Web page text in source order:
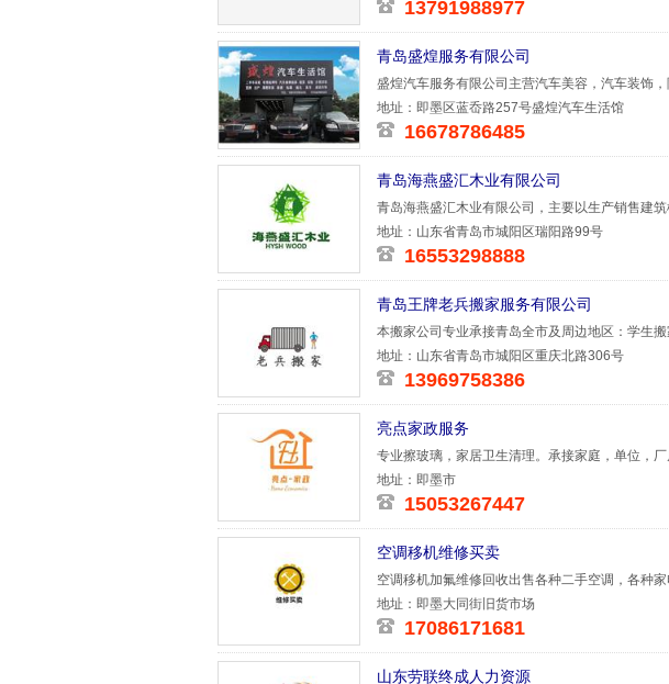
13791988977
青岛盛煌服务有限公司
盛煌汽车服务有限公司主营汽车美容，汽车装饰
品！因公司
地址：即墨区蓝岙路257号盛煌汽车生活馆
16678786485
青岛海燕盛汇木业有限公司
青岛海燕盛汇木业有限公司，主要以生产销售建
板全部采用
地址：山东省青岛市城阳区瑞阳路99号
16553298888
青岛王牌老兵搬家服务有限公司
本搬家公司专业承接青岛全市及周边地区：学生
家、仓储搬家
地址：山东省青岛市城阳区重庆北路306号
13969758386
亮点家政服务
专业擦玻璃，家居卫生清理。承接家庭，单位，
格优
地址：即墨市
15053267447
空调移机维修买卖
空调移机加氟维修回收出售各种二手空调，各种
地址：即墨大同街旧货市场
17086171681
山东劳联终成人力资源